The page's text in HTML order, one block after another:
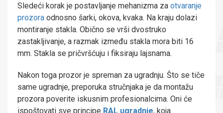
Sledeći korak je postavljanje mehanizma za otvaranje
prozora odnosno šarki, okova, kvaka. Na kraju dolazi
montiranje stakla. Obično se vrši dvostruko
zastakljivanje, a razmak između stakla mora biti 16
mm. Stakla se pričvršćuju i fiksiraju lajsnama.
Nakon toga prozor je spreman za ugradnju. Što se tiče
same ugradnje, preporuka stručnjaka je da montažu
prozora poverite iskusnim profesionalcima. Oni će
ispoštovati sve principe RAL ugradnje, koja